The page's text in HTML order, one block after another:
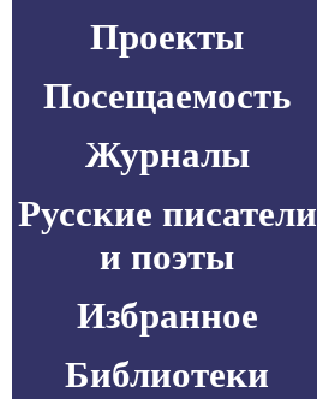
Проекты
Посещаемость
Журналы
Русские писатели
и поэты
Избранное
Библиотеки